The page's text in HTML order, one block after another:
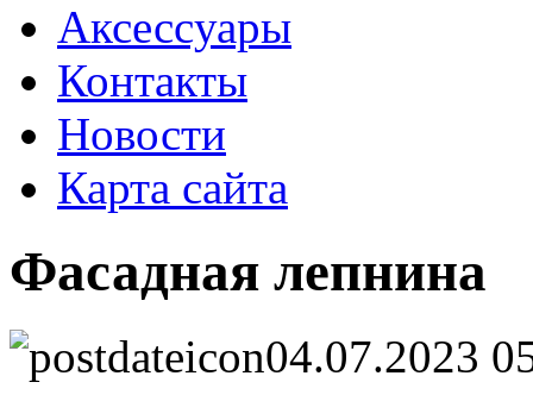
Аксесcуары
Контакты
Новости
Карта сайта
Фасадная лепнина
04.07.2023